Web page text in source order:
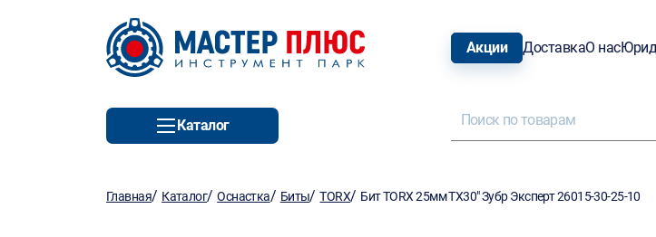
Акции ДоставкаО нас
Каталог
Главная/ Каталог/Оснастка/ Биты/TORX/ Бит TORX 25мм TX30" Зубр Эксперт 26015-30-25-10